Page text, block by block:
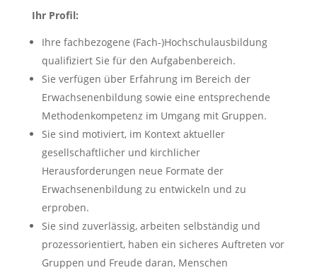
Ihr Profil:
Ihre fachbezogene (Fach-)Hochschulausbildung
qualifiziert Sie für den Aufgabenbereich.
Sie verfügen über Erfahrung im Bereich der
Erwachsenenbildung sowie eine entsprechende
Methodenkompetenz im Umgang mit Gruppen.
Sie sind motiviert, im Kontext aktueller
gesellschaftlicher und kirchlicher
Herausforderungen neue Formate der
Erwachsenenbildung zu entwickeln und zu
erproben.
Sie sind zuverlässig, arbeiten selbständig und
prozessorientiert, haben ein sicheres Auftreten vor
Gruppen und Freude daran, Menschen